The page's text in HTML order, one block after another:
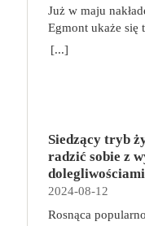
Już w maju
Egmont ukaże się
scenarzysty
przed odkryciem,
podejmują takie
tożsamości,
przykrywką
trzecim tomie
[...]
Siedzący tryb
radzić sobie z
2024-08-12
Rosnąca